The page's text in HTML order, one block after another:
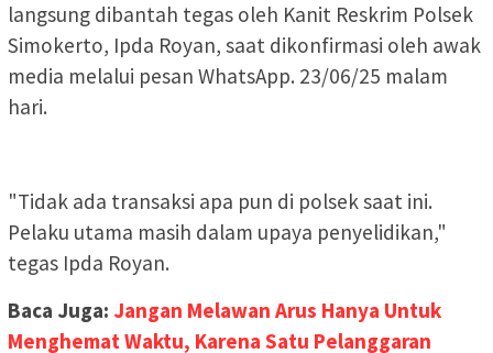
langsung dibantah tegas oleh Kanit Reskrim Polsek
Simokerto, Ipda Royan, saat dikonfirmasi oleh awak
media melalui pesan WhatsApp. 23/06/25 malam
hari.
"Tidak ada transaksi apa pun di polsek saat ini.
Pelaku utama masih dalam upaya penyelidikan,"
tegas Ipda Royan.
Baca Juga: Jangan Melawan Arus Hanya Untuk
Menghemat Waktu, Karena Satu Pelanggaran